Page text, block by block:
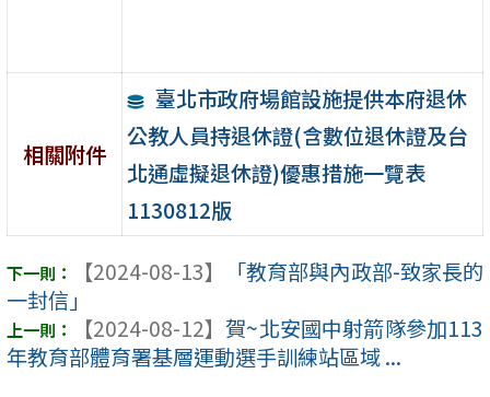
相關附件
臺北市政府場館設施提供本府退休
公教人員持退休證(含數位退休證及台
北通虛擬退休證)優惠措施一覽表
1130812版
【2024-08-13】
「教育部與內政部-致家長的
一封信」
【2024-08-12】 賀~北安國中射箭隊參加113
年教育部體育署基層運動選手訓練站區域 ...